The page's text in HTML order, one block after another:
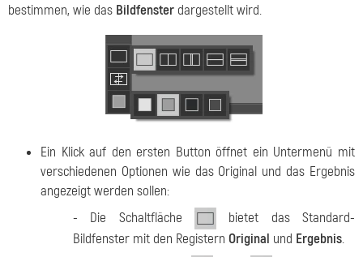
bestimmen, wie das Bildfenster dargestellt wird.
Ein Klick auf den ersten Button öffnet ein Untermenü mit
verschiedenen Optionen wie das Original und das Ergebnis
angezeigt werden sollen:
- Die Schaltfläche
bietet das Standard-
Bildfenster mit den Registern Original und Ergebnis.